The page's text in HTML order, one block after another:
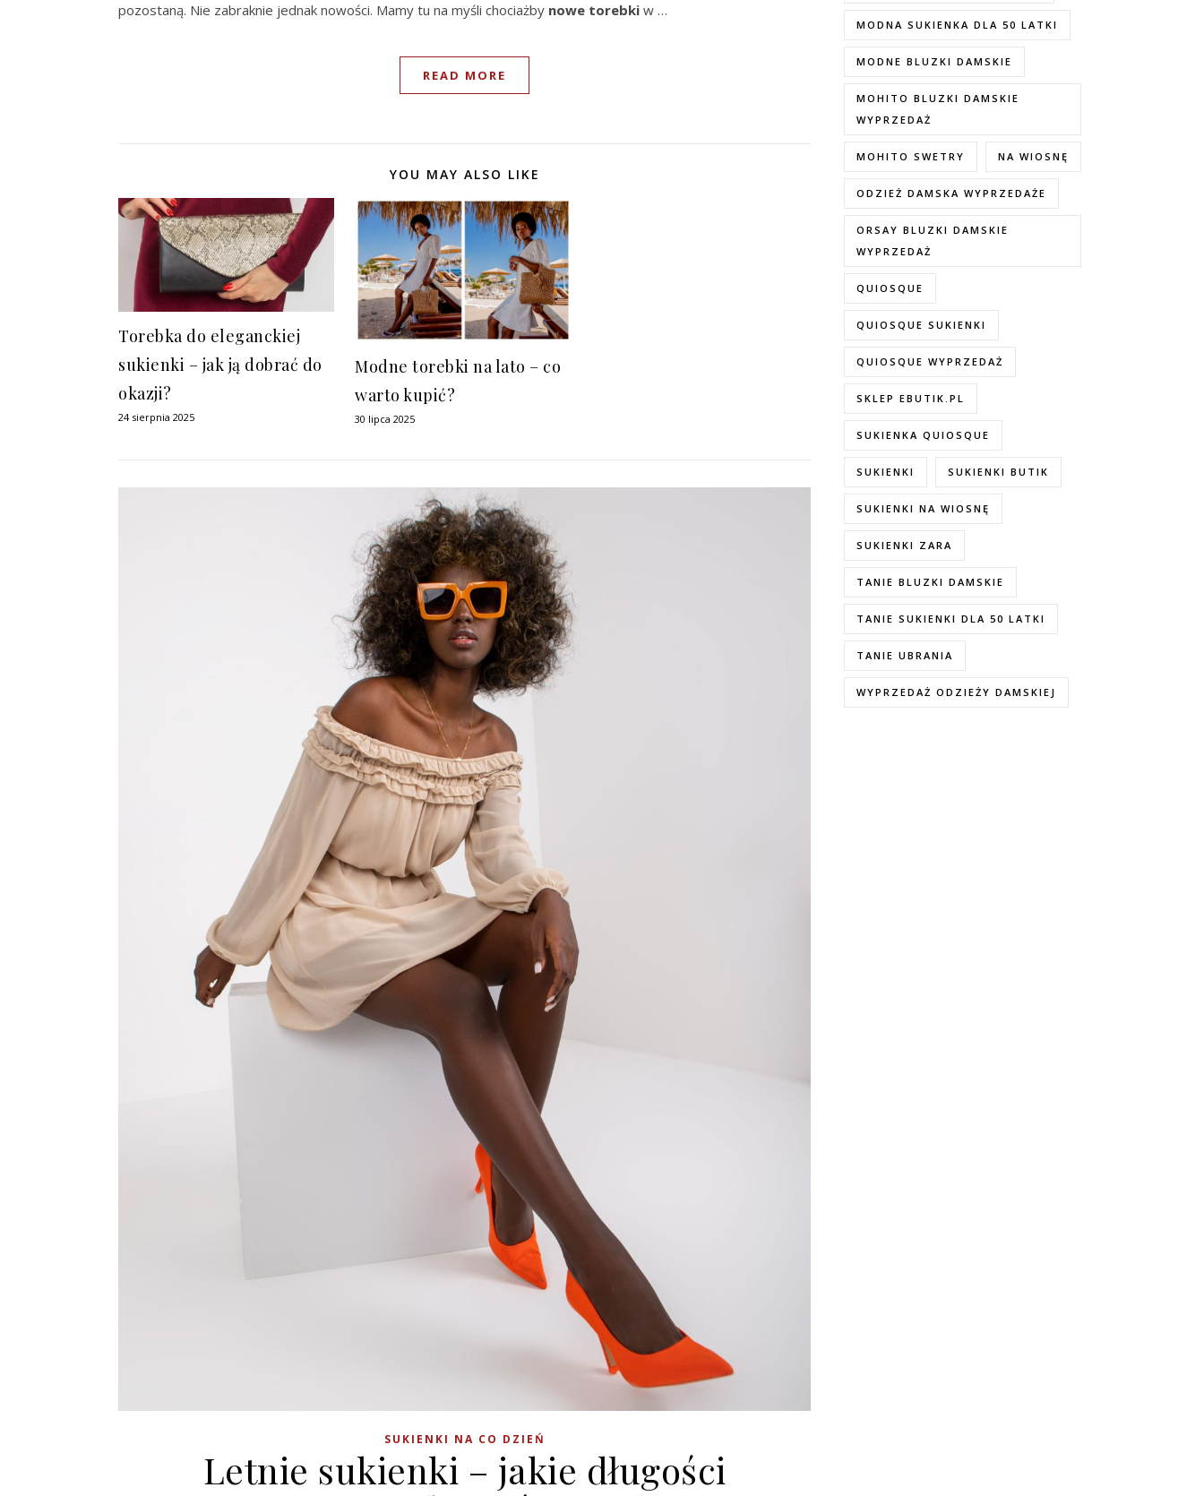
pozostaną. Nie zabraknie jednak nowości. Mamy tu na myśli chociażby nowe torebki w …
READ MORE
YOU MAY ALSO LIKE
Torebka do eleganckiej
sukienki – jak ją dobrać do
okazji?
24 sierpnia 2025
Modne torebki na lato – co
warto kupić?
30 lipca 2025
SUKIENKI NA CO DZIEŃ
Letnie sukienki – jakie długości
MODNA SUKIENKA DLA 50 LATKI
MODNE BLUZKI DAMSKIE
MOHITO BLUZKI DAMSKIE
WYPRZEDAŻ
MOHITO SWETRY NA WIOSNĘ
ODZIEŻ DAMSKA WYPRZEDAŻE
ORSAY BLUZKI DAMSKIE
WYPRZEDAŻ
QUIOSQUE
QUIOSQUE SUKIENKI
QUIOSQUE WYPRZEDAŻ
SKLEP EBUTIK.PL
SUKIENKA QUIOSQUE
SUKIENKI SUKIENKI BUTIK
SUKIENKI NA WIOSNĘ
SUKIENKI ZARA
TANIE BLUZKI DAMSKIE
TANIE SUKIENKI DLA 50 LATKI
TANIE UBRANIA
WYPRZEDAŻ ODZIEŻY DAMSKIEJ